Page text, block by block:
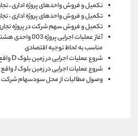
تکمیل و فروش واحدهای پروژه اداری ،
تکمیل و فروش واحدهای پروژه اداری ،
تکمیل و فروش سهم شرکت در پروژه
آغاز عملیات اجرایی
مناسب به لحاظ توجیه اقتصادی
شروع عملیات اجرایی در زمین بلوک D واقع در محور صیقلان رشت
شروع عملیات اجرایی در زمین بلوک J واقع در محور صیقلان رشت.
وصول مطالبات از محل سودسهام شرکت